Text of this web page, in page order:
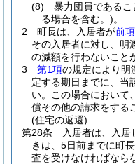
(8)
暴力団員であるこ
る場合を含む。)。
2
町長は、入居者が前
その入居者に対し、明
の減額を行わないこと
3
第1項の規定により明
定する期日までに、当
い。
この場合において
償その他の請求をする
(住宅の返還)
第28条
入居者は、入居
きは、5日前までに町
査を受けなければなら